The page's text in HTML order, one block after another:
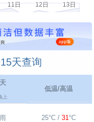
天查询
上
低温/高温
25°C / 31°C